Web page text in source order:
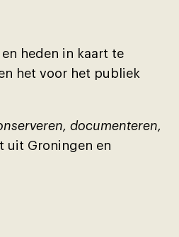
heden in kaart te
het voor het publiek
documenteren,
uit Groningen en